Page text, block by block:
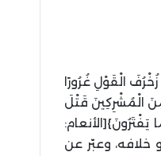
الْقَوْلِ غُرُورًا
مِنَ الْمُشْرِكِينَ قَتْلَ
خلافه، وعبّر عن